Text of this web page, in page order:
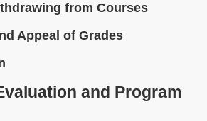
from Courses
Appeal of Grades
and Program